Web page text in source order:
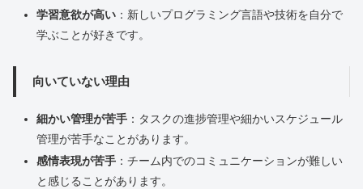
学習意欲が高い：新しいプログラミング言語や技術を自分で
学ぶことが好きです。
向いていない理由
細かい管理が苦手：タスクの進捗管理や細かいスケジュール
管理が苦手なことがあります。
感情表現が苦手：チーム内でのコミュニケーションが難しい
と感じることがあります。